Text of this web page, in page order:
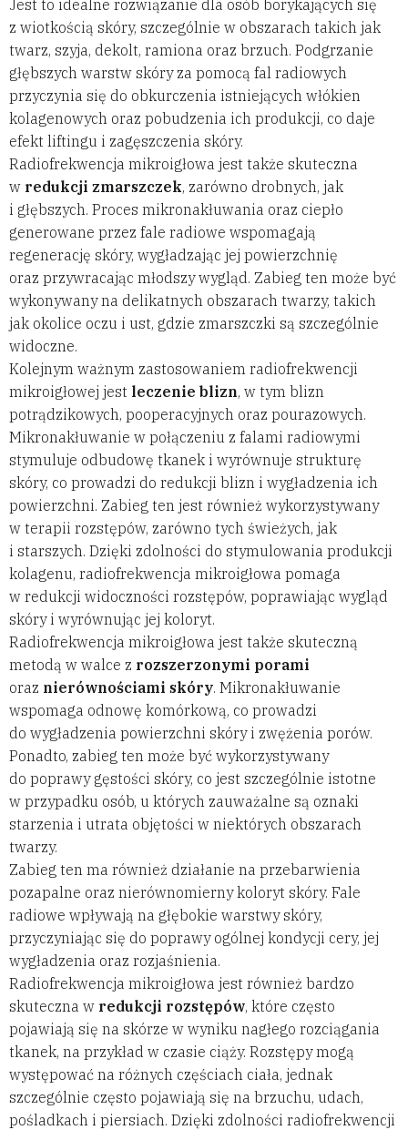
Jest to idealne rozwiązanie dla osób borykających się
z wiotkością skóry, szczególnie w obszarach takich jak
twarz, szyja, dekolt, ramiona oraz brzuch. Podgrzanie
głębszych warstw skóry za pomocą fal radiowych
przyczynia się do obkurczenia istniejących włókien
kolagenowych oraz pobudzenia ich produkcji, co daje
efekt liftingu i zagęszczenia skóry.
Radiofrekwencja mikroigłowa jest także skuteczna
w redukcji zmarszczek, zarówno drobnych, jak
i głębszych. Proces mikronakłuwania oraz ciepło
generowane przez fale radiowe wspomagają
regenerację skóry, wygładzając jej powierzchnię
oraz przywracając młodszy wygląd. Zabieg ten może być
wykonywany na delikatnych obszarach twarzy, takich
jak okolice oczu i ust, gdzie zmarszczki są szczególnie
widoczne.
Kolejnym ważnym zastosowaniem radiofrekwencji
mikroigłowej jest leczenie blizn, w tym blizn
potrądzikowych, pooperacyjnych oraz pourazowych.
Mikronakłuwanie w połączeniu z falami radiowymi
stymuluje odbudowę tkanek i wyrównuje strukturę
skóry, co prowadzi do redukcji blizn i wygładzenia ich
powierzchni. Zabieg ten jest również wykorzystywany
w terapii rozstępów, zarówno tych świeżych, jak
i starszych. Dzięki zdolności do stymulowania produkcji
kolagenu, radiofrekwencja mikroigłowa pomaga
w redukcji widoczności rozstępów, poprawiając wygląd
skóry i wyrównując jej koloryt.
Radiofrekwencja mikroigłowa jest także skuteczną
metodą w walce z rozszerzonymi porami
oraz nierównościami skóry. Mikronakłuwanie
wspomaga odnowę komórkową, co prowadzi
do wygładzenia powierzchni skóry i zwężenia porów.
Ponadto, zabieg ten może być wykorzystywany
do poprawy gęstości skóry, co jest szczególnie istotne
w przypadku osób, u których zauważalne są oznaki
starzenia i utrata objętości w niektórych obszarach
twarzy.
Zabieg ten ma również działanie na przebarwienia
pozapalne oraz nierównomierny koloryt skóry. Fale
radiowe wpływają na głębokie warstwy skóry,
przyczyniając się do poprawy ogólnej kondycji cery, jej
wygładzenia oraz rozjaśnienia.
Radiofrekwencja mikroigłowa jest również bardzo
skuteczna w redukcji rozstępów, które często
pojawiają się na skórze w wyniku nagłego rozciągania
tkanek, na przykład w czasie ciąży. Rozstępy mogą
występować na różnych częściach ciała, jednak
szczególnie często pojawiają się na brzuchu, udach,
pośladkach i piersiach. Dzięki zdolności radiofrekwencji